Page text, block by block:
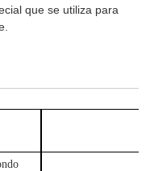
que se utiliza para